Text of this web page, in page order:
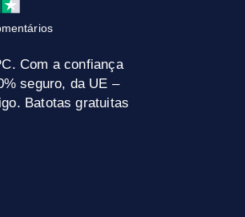
Com a confiança
seguro, da UE –
Batotas gratuitas